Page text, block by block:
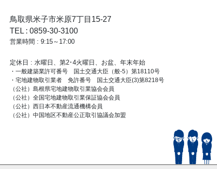
鳥取県米子市米原7丁目15-27
TEL : 0859-30-3100
営業時間 : 9:15～17:00
定休日 : 水曜日、第2･4火曜日、お盆、年末年始
・一般建築業許可番号 国土交通大臣（般-5）第18110号
・宅地建物取引業者 免許番号 国土交通大臣(3)第8218号
（公社）島根県宅地建物取引業協会会員
（公社）全国宅地建物取引業保証協会会員
（公社）西日本不動産流通機構会員
（公社）中国地区不動産公正取引協議会加盟